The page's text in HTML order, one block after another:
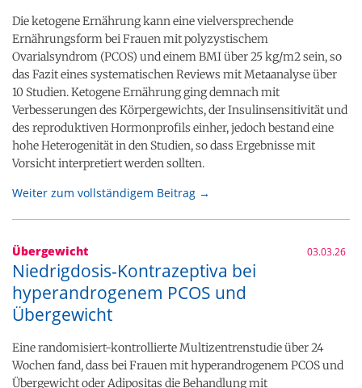
Die ketogene Ernährung kann eine vielversprechende
Ernährungsform bei Frauen mit polyzystischem
Ovarialsyndrom (PCOS) und einem BMI über 25 kg/m2 sein, so
das Fazit eines systematischen Reviews mit Metaanalyse über
10 Studien. Ketogene Ernährung ging demnach mit
Verbesserungen des Körpergewichts, der Insulinsensitivität und
des reproduktiven Hormonprofils einher, jedoch bestand eine
hohe Heterogenität in den Studien, so dass Ergebnisse mit
Vorsicht interpretiert werden sollten.
Weiter zum vollständigem Beitrag →
Übergewicht 03.03.26
Niedrigdosis-Kontrazeptiva bei
hyperandrogenem PCOS und
Übergewicht
Eine randomisiert-kontrollierte Multizentrenstudie über 24
Wochen fand, dass bei Frauen mit hyperandrogenem PCOS und
Übergewicht oder Adipositas die Behandlung mit